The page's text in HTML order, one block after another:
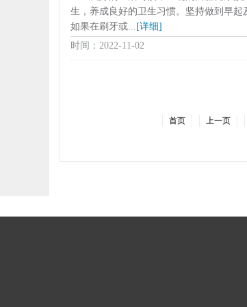
生，养成良好的卫生习惯。坚持做到早
如果在刷牙或... [详细]
时间：2022-11-02
首页 上一页